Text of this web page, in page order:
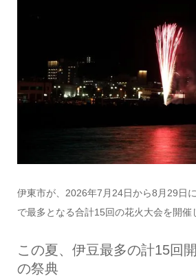
伊東市が、2026年7月24日から8月29日
で最多となる合計15回の花火大会を開催
この夏、伊豆最多の計15回
の祭典